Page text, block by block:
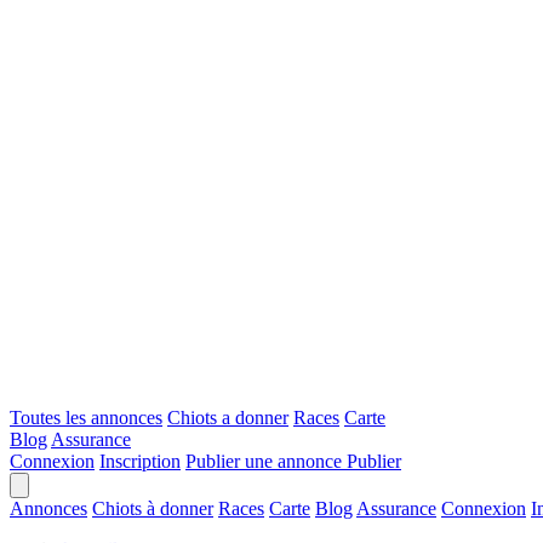
Toutes les annonces Chiots a donner Races Carte
Blog Assurance
Connexion Inscription Publier une annonce Publier
Annonces Chiots à donner Races Carte Blog Assurance Connexion